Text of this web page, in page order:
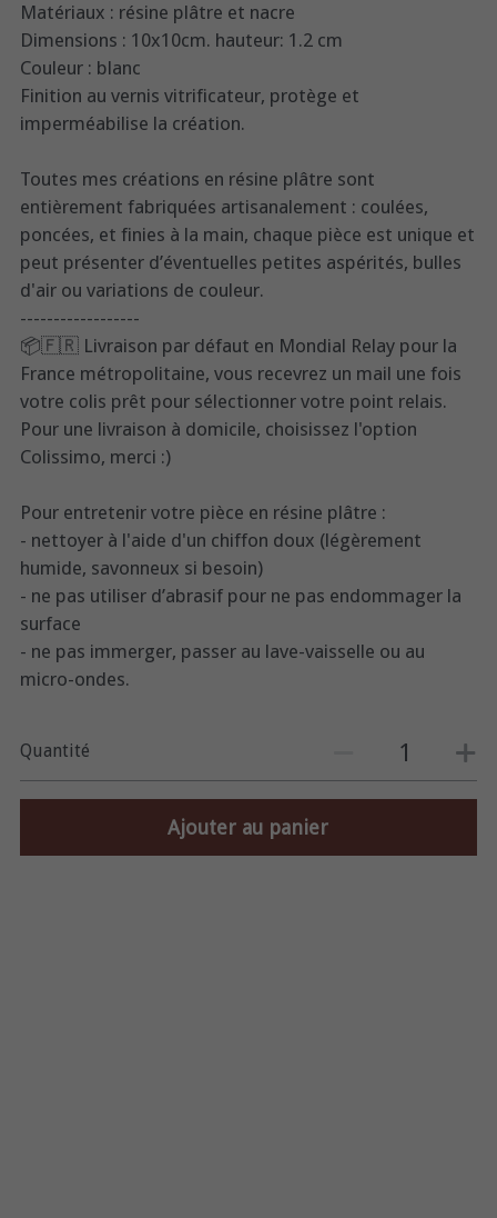
Matériaux : résine plâtre et nacre
Dimensions : 10x10cm. hauteur: 1.2 cm
Couleur : blanc
Finition au vernis vitrificateur, protège et
imperméabilise la création.
Toutes mes créations en résine plâtre sont
entièrement fabriquées artisanalement : coulées,
poncées, et finies à la main, chaque pièce est unique et
peut présenter d’éventuelles petites aspérités, bulles
d'air ou variations de couleur.
------------------
📦🇫🇷 Livraison par défaut en Mondial Relay pour la
France métropolitaine, vous recevrez un mail une fois
votre colis prêt pour sélectionner votre point relais.
Pour une livraison à domicile, choisissez l'option
Colissimo, merci :)
Pour entretenir votre pièce en résine plâtre :
- nettoyer à l'aide d'un chiffon doux (légèrement
humide, savonneux si besoin)
- ne pas utiliser d’abrasif pour ne pas endommager la
surface
- ne pas immerger, passer au lave-vaisselle ou au
micro-ondes.
Quantité
Ajouter au panier